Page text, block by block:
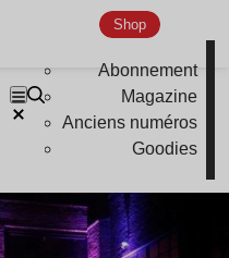
Shop
Abonnement
Magazine
Anciens numéros
Goodies